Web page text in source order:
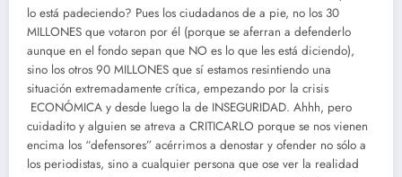
lo está padeciendo? Pues los ciudadanos de a pie, no los 30
MILLONES que votaron por él (porque se aferran a defenderlo
aunque en el fondo sepan que NO es lo que les está diciendo),
sino los otros 90 MILLONES que sí estamos resintiendo una
situación extremadamente crítica, empezando por la crisis
ECONÓMICA y desde luego la de INSEGURIDAD. Ahhh, pero
cuidadito y alguien se atreva a CRITICARLO porque se nos vienen
encima los “defensores” acérrimos a denostar y ofender no sólo a
los periodistas, sino a cualquier persona que ose ver la realidad